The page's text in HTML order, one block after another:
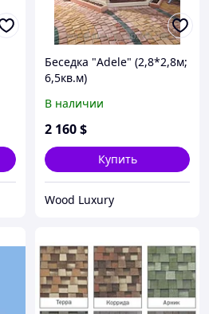
Беседка "Adele" (2,8*2,8м;
6,5кв.м)
В наличии
2 160$
Купить
Wood Luxury